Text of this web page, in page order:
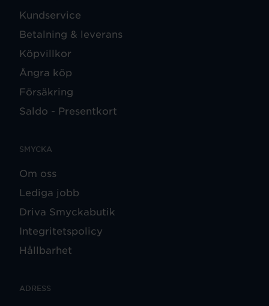
Kundservice
Betalning & leverans
Köpvillkor
Ångra köp
Försäkring
Saldo - Presentkort
SMYCKA
Om oss
Lediga jobb
Driva Smyckabutik
Integritetspolicy
Hållbarhet
ADRESS